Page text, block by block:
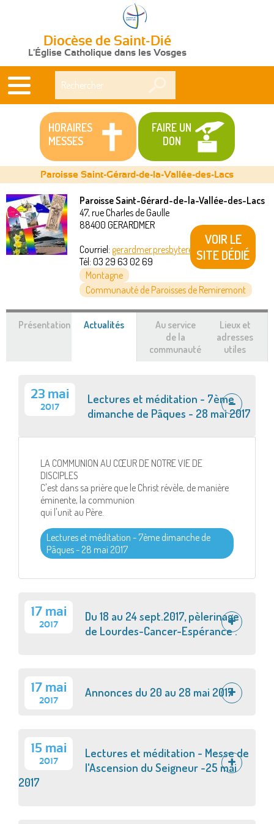
Diocèse de Saint-Dié
L'Église Catholique dans les Vosges
HORAIRES
MESSES
FAIRE UN
DON
Vous
êtes
Paroisse Saint-Gérard-de-la-Vallée-des-Lacs
Paroisse Saint-Gérard-de-la-Vallée-des-Lacs
47, rue Charles de Gaulle
88400 GERARDMER
Courriel: gerardmer.presbytere@akeonet.com
Tél: 03 29 63 02 69
Montagne
Communauté de Paroisses de Remiremont
VOIR LE
SITE DÉDIÉ
Présentation Actualités
Au service
de la
communauté
Lieux et
adresses
utiles
23 mai
2017
Lectures et méditation - 7ème
dimanche de Pâques - 28 mai 2017
LA COMMUNION AU CŒUR DE NOTRE VIE DE
DISCIPLES
C'est dans sa prière que le Christ révèle, de manière
éminente, la communion
qui l'unit au Père.
Lectures et méditation - 7ème dimanche de
Pâques - 28 mai 2017
17 mai
2017
Du 18 au 24 sept.2017, pèlerinage
de Lourdes-Cancer-Espérance .
17 mai
2017
Annonces du 20 au 28 mai 2017
15 mai
2017
Lectures et méditation - Messe de
l'Ascension du Seigneur -25 mai
2017